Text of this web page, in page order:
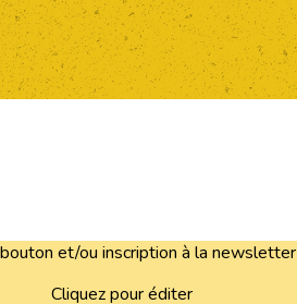
et/ou inscription à la newsletter
Cliquez pour éditer